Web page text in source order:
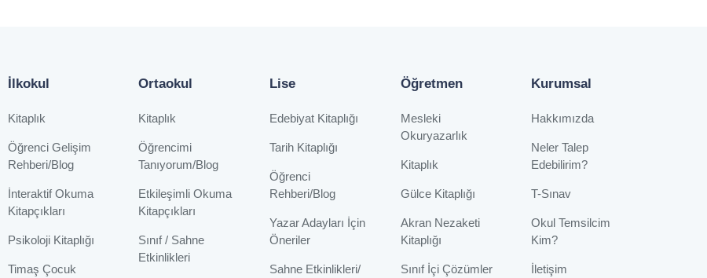
İlkokul
Kitaplık
Öğrenci Gelişim
Rehberi/Blog
İnteraktif Okuma
Kitapçıkları
Psikoloji Kitaplığı
Timaş Çocuk
Ortaokul
Kitaplık
Öğrencimi
Tanıyorum/Blog
Etkileşimli Okuma
Kitapçıkları
Sınıf / Sahne
Etkinlikleri
Lise
Edebiyat Kitaplığı
Tarih Kitaplığı
Öğrenci
Rehberi/Blog
Yazar Adayları İçin
Öneriler
Sahne Etkinlikleri/
Öğretmen
Mesleki
Okuryazarlık
Kitaplık
Gülce Kitaplığı
Akran Nezaketi
Kitaplığı
Sınıf İçi Çözümler
Kurumsal
Hakkımızda
Neler Talep
Edebilirim?
T-Sınav
Okul Temsilcim
Kim?
İletişim